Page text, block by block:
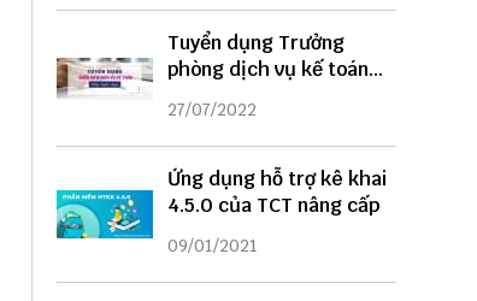
Tuyển dụng Trưởng
phòng dịch vụ kế toán
năm 2022
27/07/2022
Ứng dụng hỗ trợ kê khai
4.5.0 của TCT nâng cấp
09/01/2021